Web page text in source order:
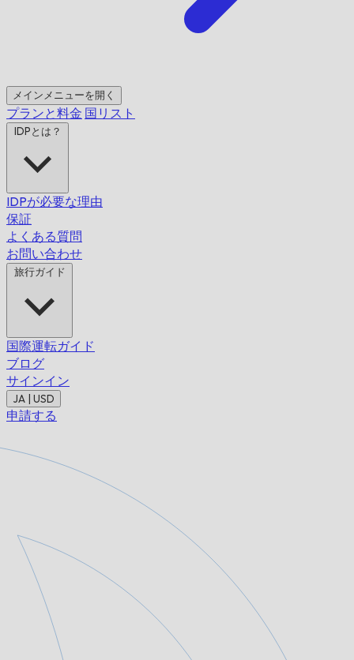
メインメニューを開く
プランと料金 国リスト
IDPとは？
IDPが必要な理由
保証
よくある質問
お問い合わせ
旅行ガイド
国際運転ガイド
ブログ
サインイン
JA | USD
申請する